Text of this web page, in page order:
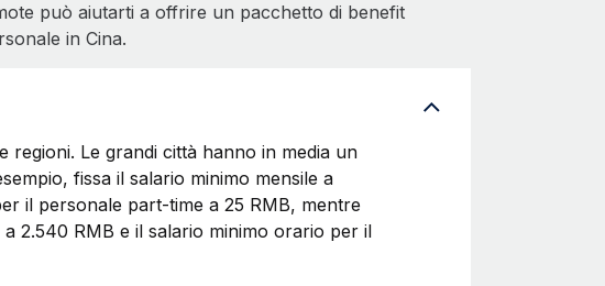
può aiutarti a offrire un pacchetto di benefit
in Cina.
regioni. Le grandi città hanno in media un
fissa il salario minimo mensile a
il personale part-time a 25 RMB, mentre
2.540 RMB e il salario minimo orario per il